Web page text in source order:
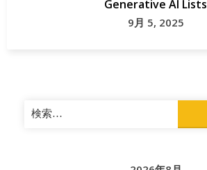
Generative AI Lists
9月 5, 2025
検
索: